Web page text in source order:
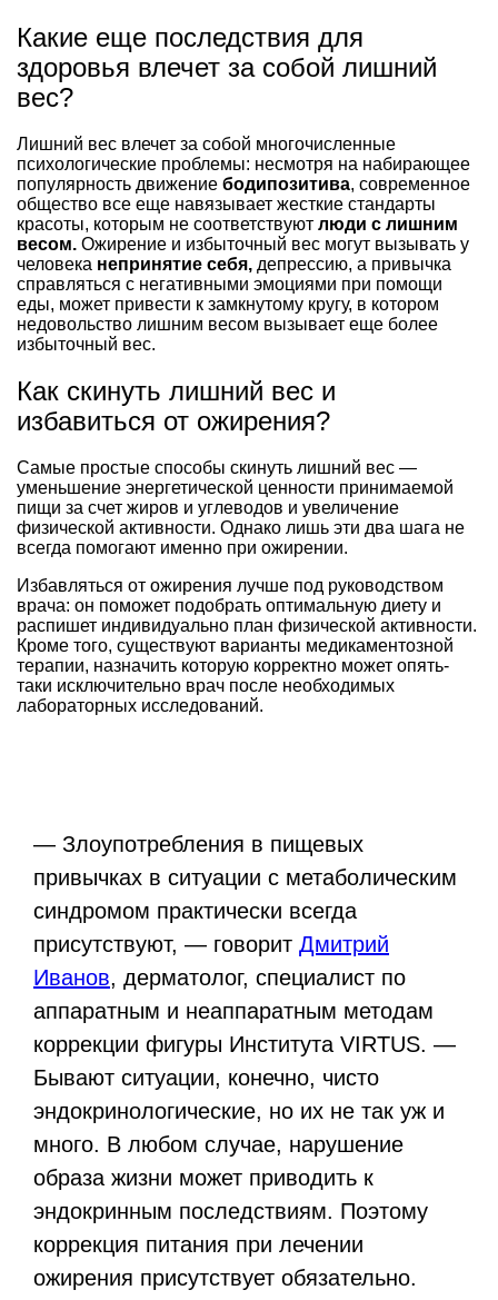
Какие еще последствия для
здоровья влечет за собой лишний
вес?
Лишний вес влечет за собой многочисленные
психологические проблемы: несмотря на набирающее
популярность движение бодипозитива, современное
общество все еще навязывает жесткие стандарты
красоты, которым не соответствуют люди с лишним
весом. Ожирение и избыточный вес могут вызывать у
человека непринятие себя, депрессию, а привычка
справляться с негативными эмоциями при помощи
еды, может привести к замкнутому кругу, в котором
недовольство лишним весом вызывает еще более
избыточный вес.
Как скинуть лишний вес и
избавиться от ожирения?
Самые простые способы скинуть лишний вес —
уменьшение энергетической ценности принимаемой
пищи за счет жиров и углеводов и увеличение
физической активности. Однако лишь эти два шага не
всегда помогают именно при ожирении.
Избавляться от ожирения лучше под руководством
врача: он поможет подобрать оптимальную диету и
распишет индивидуально план физической активности.
Кроме того, существуют варианты медикаментозной
терапии, назначить которую корректно может опять-
таки исключительно врач после необходимых
лабораторных исследований.
— Злоупотребления в пищевых
привычках в ситуации с метаболическим
синдромом практически всегда
присутствуют, — говорит Дмитрий
Иванов, дерматолог, специалист по
аппаратным и неаппаратным методам
коррекции фигуры Института VIRTUS. —
Бывают ситуации, конечно, чисто
эндокринологические, но их не так уж и
много. В любом случае, нарушение
образа жизни может приводить к
эндокринным последствиям. Поэтому
коррекция питания при лечении
ожирения присутствует обязательно.